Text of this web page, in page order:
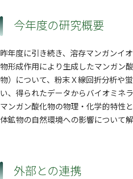
今年度の研究概要
昨年度に引き続き、溶存マンガンイ
物形成作用により生成したマンガン
物）について、粉末Ｘ線回折分析や
い、得られたデータからバイオミネ
マンガン酸化物の物理・化学的特性
体鉱物の自然環境への影響について解
外部との連携